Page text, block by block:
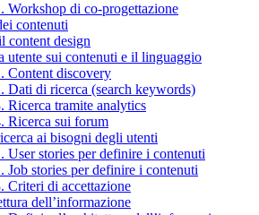
Workshop di co-progettazione
contenuti
content design
utente sui contenuti e il linguaggio
Content discovery
Dati di ricerca (search keywords)
Ricerca tramite analytics
Ricerca sui forum
ai bisogni degli utenti
User stories per definire i contenuti
Job stories per definire i contenuti
Criteri di accettazione
dell’informazione